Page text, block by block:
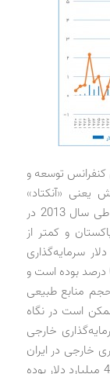
کنفرانس توسعه و
یعنی «آنکتاد»
شناخته می‌شود، این رقمی است که خارجیان طی سال 2013 در
و کمتر از
ایران از 1451 میلیارد دلار سرمایه‌گذاری
خارجی صورت‌گرفته طی سال 2013 حدود 21 /0 درصد بوده است و
حجم منابع طبیعی
است در نگاه
خارجی
خارجی در ایران
طی چند دهه اخیر، طی سال 2012 معادل 66 /4 میلیارد دلار بوده